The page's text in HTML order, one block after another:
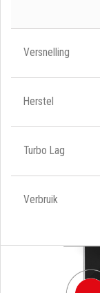
Versnelling
Herstel
Turbo Lag
Verbruik